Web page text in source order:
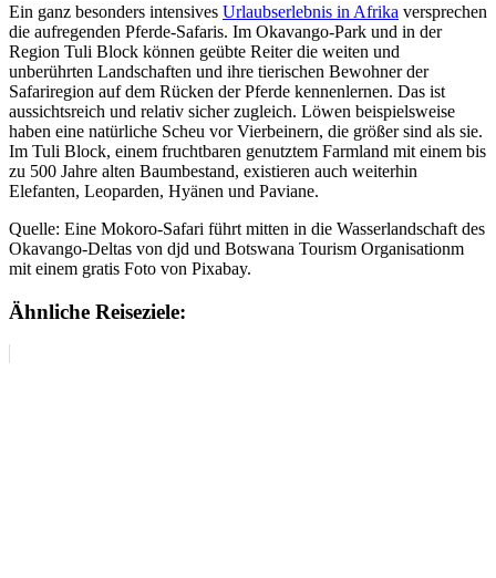
Ein ganz besonders intensives Urlaubserlebnis in Afrika versprechen
die aufregenden Pferde-Safaris. Im Okavango-Park und in der
Region Tuli Block können geübte Reiter die weiten und
unberührten Landschaften und ihre tierischen Bewohner der
Safariregion auf dem Rücken der Pferde kennenlernen. Das ist
aussichtsreich und relativ sicher zugleich. Löwen beispielsweise
haben eine natürliche Scheu vor Vierbeinern, die größer sind als sie.
Im Tuli Block, einem fruchtbaren genutztem Farmland mit einem bis
zu 500 Jahre alten Baumbestand, existieren auch weiterhin
Elefanten, Leoparden, Hyänen und Paviane.
Quelle: Eine Mokoro-Safari führt mitten in die Wasserlandschaft des
Okavango-Deltas von djd und Botswana Tourism Organisationm
mit einem gratis Foto von Pixabay.
Ähnliche Reiseziele: